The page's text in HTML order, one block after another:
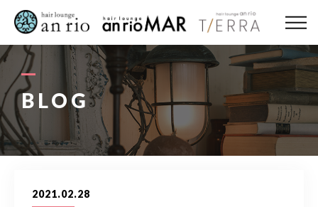
BLOG
2021.02.28
ABOUT US
MENU
STYLE